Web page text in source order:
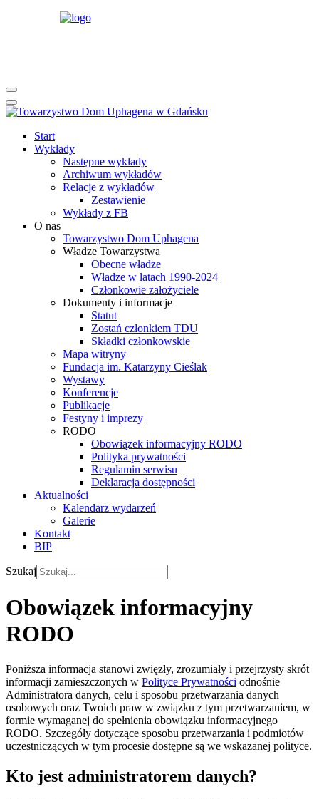
Start
Wykłady
Następne wykłady
Archiwum wykładów
Relacje z wykładów
Zestawienie
Wykłady z FB
O nas
Towarzystwo Dom Uphagena
Władze Towarzystwa
Obecne władze
Władze w latach 1990-2024
Członkowie założyciele
Dokumenty i informacje
Statut
Zostań członkiem TDU
Składki członkowskie
Mapa witryny
Fundacja im. Katarzyny Cieślak
Wystawy
Konferencje
Publikacje
Festyny i imprezy
RODO
Obowiązek informacyjny RODO
Polityka prywatności
Regulamin serwisu
Deklaracja dostępności
Aktualności
Kalendarz wydarzeń
Galerie
Kontakt
BIP
Szukaj
Obowiązek informacyjny
RODO
Poniższa informacja stanowi zwięzły, zrozumiały i przejrzysty skrót
informacji zamieszczonych w Polityce Prywatności odnośnie
Administratora danych, celu i sposobu przetwarzania danych
osobowych oraz Twoich praw w związku z tym przetwarzaniem, w
formie wymaganej do spełnienia obowiązku informacyjnego
RODO. Szczegóły dotyczące sposobu przetwarzania i podmiotów
uczestniczących w tym procesie dostępne są we wskazanej polityce.
Kto jest administratorem danych?